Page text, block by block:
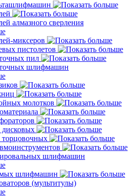
алмазного сверления
миксеров
пистолетов
пил
шлифмашин
молотков
дисковых
торцовочных
шлифмашин
шлифмашин
(мультитулы)